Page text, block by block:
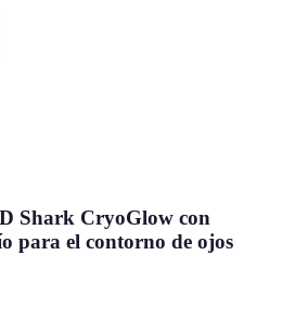
Shark CryoGlow con
para el contorno de ojos